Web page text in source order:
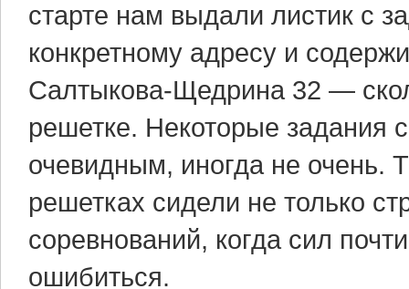
старте нам выдали листик с
конкретному адресу и
Салтыкова-Щедрина 32 —
решетке. Некоторые задания
очевидным, иногда не очень.
решетках сидели не только
соревнований, когда сил
ошибиться.